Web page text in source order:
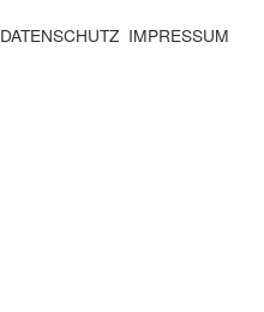
DATENSCHUTZ IMPRESSUM